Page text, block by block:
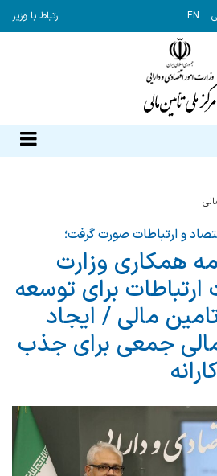
EN ارتباط با وزیر
و ارتباطات صورت گرفت؛
همکاری وزارت
ارتباطات برای توسعه
مالی / ایجاد
جمعی برای جذب